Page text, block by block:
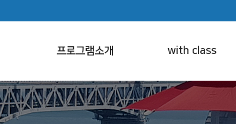
프로그램소개 with class